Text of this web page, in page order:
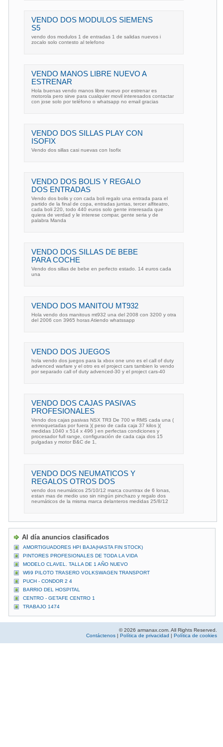
VENDO DOS MODULOS SIEMENS
S5
vendo dos modulos 1 de entradas 1 de salidas nuevos i
zocalo solo contesto al telefono
VENDO MANOS LIBRE NUEVO A
ESTRENAR
Hola buenas vendo manos libre nuevo por estrenar es
motorola pero sirve para cualquier movil interesados contactar
con jose solo por teléfono o whatsapp no email gracias
VENDO DOS SILLAS PLAY CON
ISOFIX
Vendo dos sillas casi nuevas con Isofix
VENDO DOS BOLIS Y REGALO
DOS ENTRADAS
Vendo dos bolis y con cada boli regalo una entrada para el
partido de la final de copa, entradas juntas, tercer alfiteatro,
cada boli 220, todo 440 euros solo gente interesada que
quiera de verdad y le interese compar, gente seria y de
palabra Manda
VENDO DOS SILLAS DE BEBE
PARA COCHE
Vendo dos sillas de bebe en perfecto estado. 14 euros cada
una
VENDO DOS MANITOU MT932
Hola vendo dos manitous mt932 una del 2008 con 3200 y otra
del 2006 con 3965 horas Atiendo whatssapp
VENDO DOS JUEGOS
hola vendo dos juegos para la xbox one uno es el call of duty
advenced warfare y el otro es el project cars tambien lo vendo
por separado call of duty advenced-30 y el project cars-40
VENDO DOS CAJAS PASIVAS
PROFESIONALES
Vendo dos cajas pasivas NSX TR3 De 700 w RMS cada una (
enmoquetadas por fuera )( peso de cada caja 37 kilos )(
medidas 1040 x 514 x 496 ) en perfectas condiciones y
procesador full range, configuración de cada caja dos 15
pulgadas y motor B&C de 1,
VENDO DOS NEUMATICOS Y
REGALOS OTROS DOS
vendo dos neumáticos 25/10/12 marca countrax de 6 lonas,
estan mas de medio uso sin ningún pinchazo y regalo dos
neumáticos de la misma marca delanteros medidas 25/8/12
Al día anuncios clasificados
AMORTIGUADORES HPI BAJA(HASTA FIN STOCK)
PINTORES PROFESIONALES DE TODA LA VIDA
MODELO CLAVEL. TALLA DE 1 AÑO NUEVO
W69 PILOTO TRASERO VOLKSWAGEN TRANSPORT
PUCH - CONDOR 2 4
BARRIO DEL HOSPITAL
CENTRO - GETAFE CENTRO 1
TRABAJO 1474
© 2026 armanax.com. All Rights Reserved.
Contáctenos
Política de privacidad Política de cookies